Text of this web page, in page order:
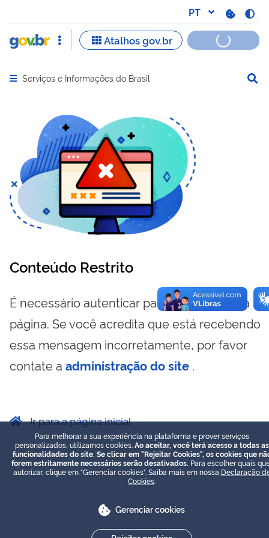
Abrir menu principal de navegação
Serviços e Informações do Brasil
Conteúdo Restrito
É necessário autenticar para visualizar essa
página. Se você acredita que está recebendo
essa mensagem incorretamente, por favor
contate a administração do site .
Ir para a página inicial
Para melhorar a sua experiência na plataforma e prover serviços
personalizados, utilizamos cookies. Ao aceitar, você terá acesso a todas as
funcionalidades do site. Se clicar em "Rejeitar Cookies", os cookies que
forem estritamente necessários serão desativados. Para escolher quais
autorizar, clique em "Gerenciar cookies". Saiba mais em nossa Declaração
Cookies
Gerenciar cookies